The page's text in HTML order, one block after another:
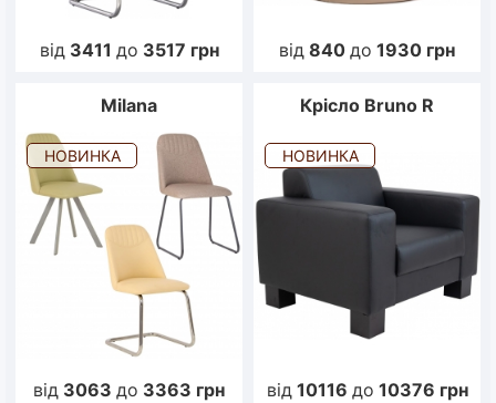
від 3411 до 3517 грн від 840 до 1930 грн
Milana
НОВИНКА
від 3063 до 3363 грн
Крісло Bruno R
НОВИНКА
від 10116 до 10376 грн